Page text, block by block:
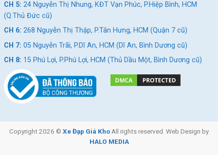
CH 5: 24 Nguyễn Thị Nhung, KĐT Vạn Phúc, P.Hiệp Bình, HCM
(Q.Thủ Đức cũ)
CH 6: 268 Nguyễn Thị Thập, P.Tân Hưng, HCM (Quận 7 cũ)
CH 7: 05 Nguyễn Trãi, P.Dĩ An, HCM (Dĩ An, Bình Dương cũ)
CH 8: 15 Phú Lợi, P.Phú Lợi, HCM (Thủ Dầu Một, Bình Dương cũ)
Copyright 2026 © Xe Đạp Giá Kho All rights reserved. Web Design by
HALO MEDIA